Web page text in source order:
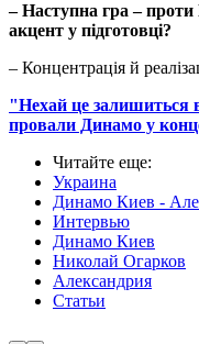
– Наступна гра –
акцент у підготовці?
– Концентрація й
"Нехай це залишиться
провали Динамо у
Читайте еще:
Украина
Динамо Киев -
Интервью
Динамо Киев
Николай Огарков
Александрия
Статьи